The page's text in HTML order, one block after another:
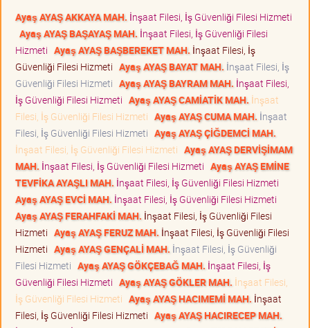
Ayaş AYAŞ AKKAYA MAH. İnşaat Filesi, İş Güvenliği Filesi Hizmeti
Ayaş AYAŞ BAŞAYAŞ MAH. İnşaat Filesi, İş Güvenliği Filesi
Hizmeti Ayaş AYAŞ BAŞBEREKET MAH. İnşaat Filesi, İş
Güvenliği Filesi Hizmeti Ayaş AYAŞ BAYAT MAH. İnşaat Filesi, İş
Güvenliği Filesi Hizmeti Ayaş AYAŞ BAYRAM MAH. İnşaat Filesi,
İş Güvenliği Filesi Hizmeti Ayaş AYAŞ CAMİATİK MAH. İnşaat
Filesi, İş Güvenliği Filesi Hizmeti Ayaş AYAŞ CUMA MAH. İnşaat
Filesi, İş Güvenliği Filesi Hizmeti Ayaş AYAŞ ÇİĞDEMCİ MAH.
İnşaat Filesi, İş Güvenliği Filesi Hizmeti Ayaş AYAŞ DERVİŞİMAM
MAH. İnşaat Filesi, İş Güvenliği Filesi Hizmeti Ayaş AYAŞ EMİNE
TEVFİKA AYAŞLI MAH. İnşaat Filesi, İş Güvenliği Filesi Hizmeti
Ayaş AYAŞ EVCİ MAH. İnşaat Filesi, İş Güvenliği Filesi Hizmeti
Ayaş AYAŞ FERAHFAKİ MAH. İnşaat Filesi, İş Güvenliği Filesi
Hizmeti Ayaş AYAŞ FERUZ MAH. İnşaat Filesi, İş Güvenliği Filesi
Hizmeti Ayaş AYAŞ GENÇALİ MAH. İnşaat Filesi, İş Güvenliği
Filesi Hizmeti Ayaş AYAŞ GÖKÇEBAĞ MAH. İnşaat Filesi, İş
Güvenliği Filesi Hizmeti Ayaş AYAŞ GÖKLER MAH. İnşaat Filesi,
İş Güvenliği Filesi Hizmeti Ayaş AYAŞ HACIMEMİ MAH. İnşaat
Filesi, İş Güvenliği Filesi Hizmeti Ayaş AYAŞ HACIRECEP MAH.